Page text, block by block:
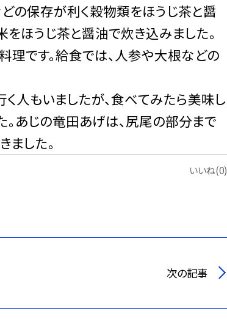
の保存が利く穀物類をほうじ茶と醤
ほうじ茶と醤油で炊き込みました。
理です。給食では、人参や大根などの
もいましたが、食べてみたら美味し
あじの竜田あげは、尻尾の部分まで
した。
いいね(0)
次の記事